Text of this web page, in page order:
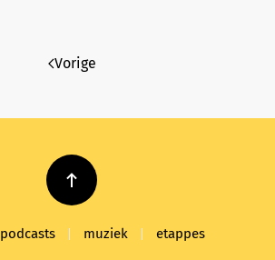
Vorige
podcasts muziek etappes